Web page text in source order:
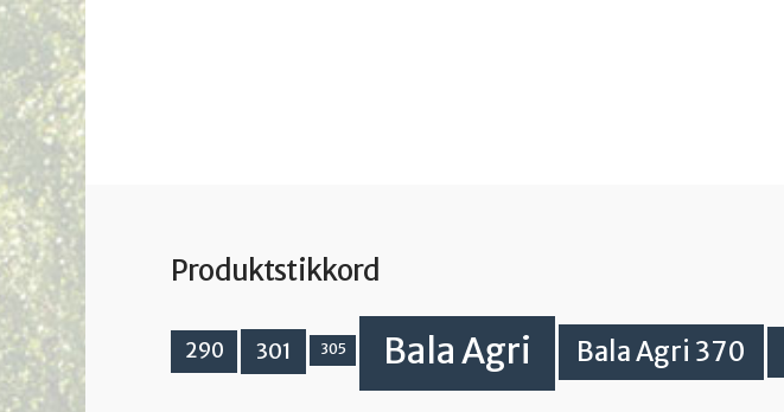
Produktstikkord
290 301 305 Bala Agri Bala Agri 370